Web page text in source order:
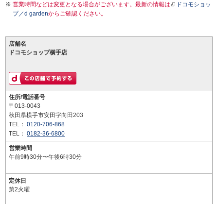
営業時間などは変更となる場合がございます。最新の情報は
ドコモショッ
プ／d gardenからご確認ください。
店舗名
ドコモショップ横手店
住所/電話番号
〒013-0043
秋田県横手市安田字向田203
TEL： 0120-706-868
TEL： 0182-36-6800
営業時間
午前9時30分〜午後6時30分
定休日
第2火曜